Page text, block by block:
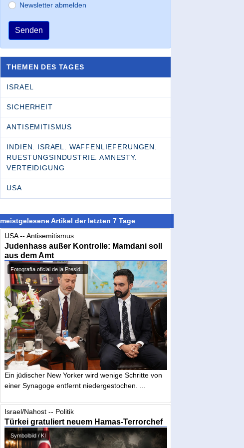
Newsletter abmelden
Senden
THEMEN DES TAGES
ISRAEL
SICHERHEIT
ANTISEMITISMUS
INDIEN. ISRAEL. WAFFENLIEFERUNGEN.
RU­ESTUNGSINDUSTRIE. AMNESTY.
VERTEIDIGUNG
USA
meistgelesene Artikel der letzten 7 Tage
USA -- Antisemitismus
Judenhass außer Kontrolle: Mamdani soll
aus dem Amt
Fotografía oficial de la Presid...
Ein jüdischer New Yorker wird wenige Schritte von
einer Synagoge entfernt niedergestochen. ...
Israel/Nahost -- Politik
Türkei gratuliert neuem Hamas-Terrorchef
Symbolbild / KI